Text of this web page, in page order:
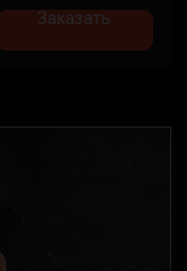
Заказать